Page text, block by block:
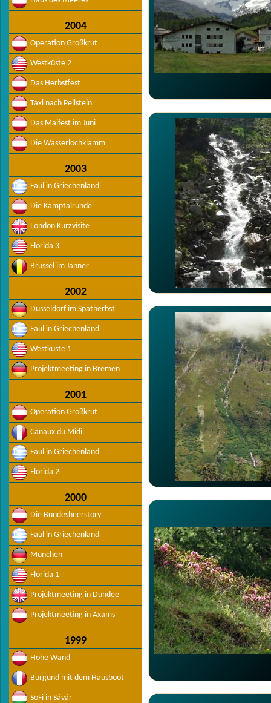
2004
Operation Großkrut
Westküste 2
Das Herbstfest
Taxi nach Peilstein
Das Maifest im Juni
Die Wasserlochklamm
2003
Faul in Griechenland
Die Kamptalrunde
London Kurzvisite
Florida 3
Brüssel im Jänner
2002
Düsseldorf im Spätherbst
Faul in Griechenland
Westküste 1
Projektmeeting in Bremen
2001
Operation Großkrut
Canaux du Midi
Faul in Griechenland
Florida 2
2000
Die Bundesheerstory
Faul in Griechenland
München
Florida 1
Projektmeeting in Dundee
Projektmeeting in Axams
1999
Hohe Wand
Burgund mit dem Hausboot
SoFi in Sávár